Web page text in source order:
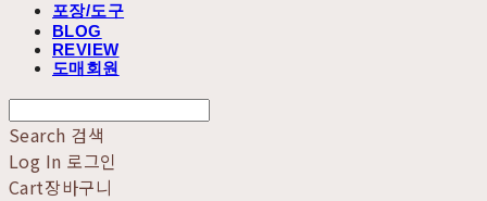
포장/도구
BLOG
REVIEW
도매회원
Search 검색
Log In 로그인
Cart장바구니